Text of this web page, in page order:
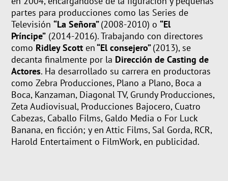
partes para producciones como las Series de
Televisión “La Señora” (2008-2010) o “El
Príncipe” (2014-2016). Trabajando con directores
como Ridley Scott en“El consejero” (2013), se
decanta finalmente por la Dirección de Casting de
Actores. Ha desarrollado su carrera en productoras
como Zebra Producciones, Plano a Plano, Boca a
Boca, Kanzaman, Diagonal TV, Grundy Producciones,
Zeta Audiovisual, Producciones Bajocero, Cuatro
Cabezas, Caballo Films, Galdo Media o For Luck
Banana, en ficción; y en Attic Films, Sal Gorda, RCR,
Harold Entertaiment o FilmWork, en publicidad.